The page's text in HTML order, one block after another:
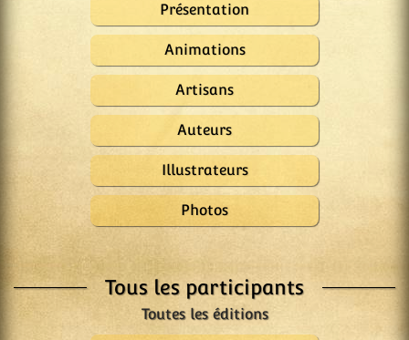
Présentation
Animations
Artisans
Auteurs
Illustrateurs
Photos
Tous les participants